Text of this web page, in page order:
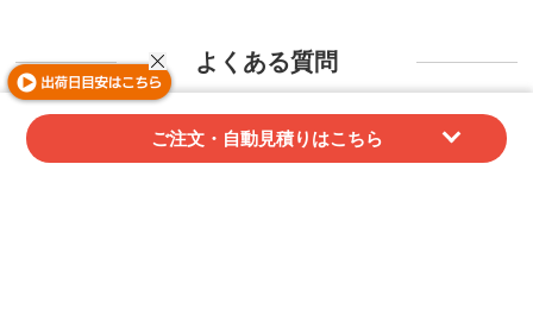
ご注文・自動見積りはこちら
よくある質問
領収証はダウンロードできますか？
ご注文後にマイページよりダウンロード可能で